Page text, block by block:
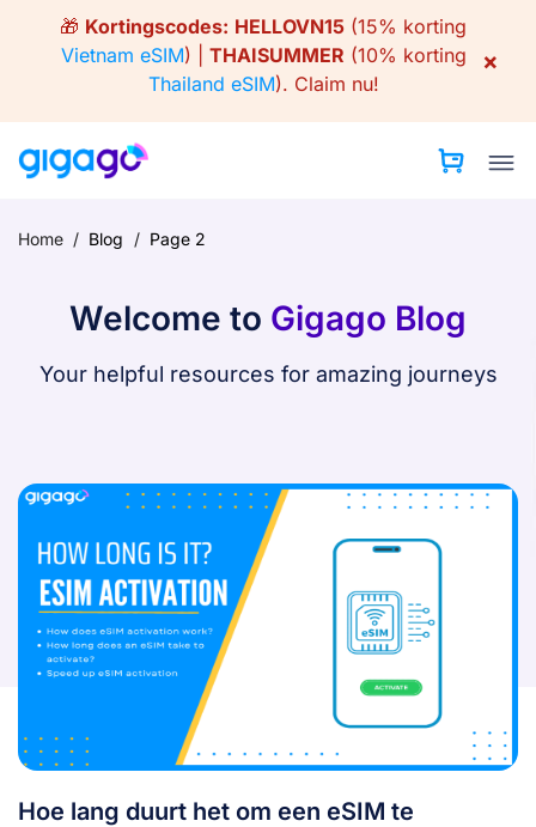
🎁 Kortingscodes: HELLOVN15 (15% korting
Vietnam eSIM) | THAISUMMER (10% korting
Thailand eSIM). Claim nu!
×
Home / Blog / Page 2
Welcome to Gigago Blog
Your helpful resources for amazing journeys
Hoe lang duurt het om een eSIM te